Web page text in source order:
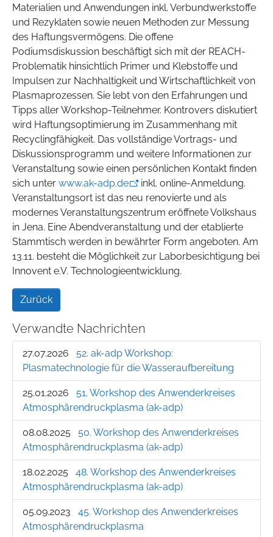
Materialien und Anwendungen inkl. Verbundwerkstoffe
und Rezyklaten sowie neuen Methoden zur Messung
des Haftungsvermögens. Die offene
Podiumsdiskussion beschäftigt sich mit der REACH-
Problematik hinsichtlich Primer und Klebstoffe und
Impulsen zur Nachhaltigkeit und Wirtschaftlichkeit von
Plasmaprozessen. Sie lebt von den Erfahrungen und
Tipps aller Workshop-Teilnehmer. Kontrovers diskutiert
wird Haftungsoptimierung im Zusammenhang mit
Recyclingfähigkeit. Das vollständige Vortrags- und
Diskussionsprogramm und weitere Informationen zur
Veranstaltung sowie einen persönlichen Kontakt finden
sich unter www.ak-adp.de
inkl. online-Anmeldung.
Veranstaltungsort ist das neu renovierte und als
modernes Veranstaltungszentrum eröffnete Volkshaus
in Jena. Eine Abendveranstaltung und der etablierte
Stammtisch werden in bewährter Form angeboten. Am
13.11. besteht die Möglichkeit zur Laborbesichtigung bei
Innovent e.V. Technologieentwicklung.
Zurück
Verwandte Nachrichten
27.07.2026
52. ak-adp Workshop:
Plasmatechnologie für die Wasseraufbereitung
25.01.2026
51. Workshop des Anwenderkreises
Atmosphärendruckplasma (ak-adp)
08.08.2025
50. Workshop des Anwenderkreises
Atmosphärendruckplasma (ak-adp)
18.02.2025
48. Workshop des Anwenderkreises
Atmosphärendruckplasma (ak-adp)
05.09.2023
45. Workshop des Anwenderkreises
Atmosphärendruckplasma